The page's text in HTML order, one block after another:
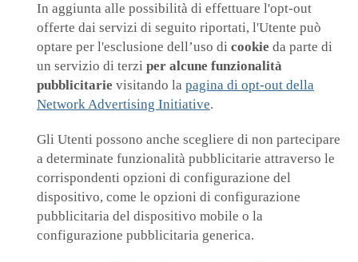
In aggiunta alle possibilità di effettuare l'opt-out
offerte dai servizi di seguito riportati, l'Utente può
optare per l'esclusione dell’uso di cookie da parte di
un servizio di terzi per alcune funzionalità
pubblicitarie visitando la pagina di opt-out della
Network Advertising Initiative.
Gli Utenti possono anche scegliere di non partecipare
a determinate funzionalità pubblicitarie attraverso le
corrispondenti opzioni di configurazione del
dispositivo, come le opzioni di configurazione
pubblicitaria del dispositivo mobile o la
configurazione pubblicitaria generica.